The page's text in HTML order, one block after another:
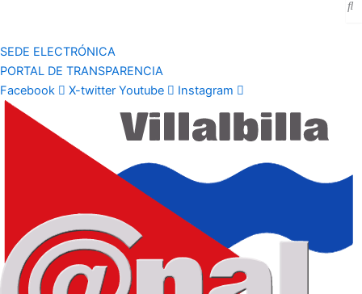
SEDE ELECTRÓNICA
PORTAL DE TRANSPARENCIA
Facebook
X-twitter Youtube Instagram